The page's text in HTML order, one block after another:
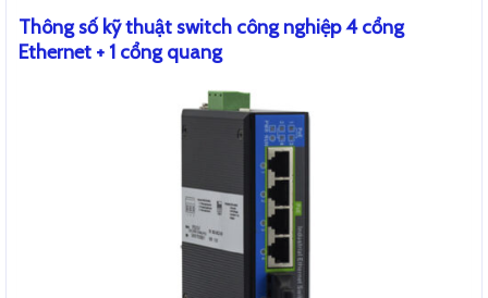
Thông số kỹ thuật switch công nghiệp 4 cổng
Ethernet + 1 cổng quang